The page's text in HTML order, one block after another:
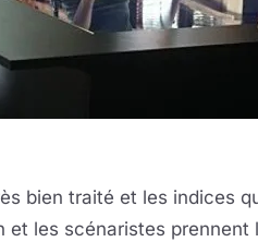
bien traité et les indices
et les scénaristes